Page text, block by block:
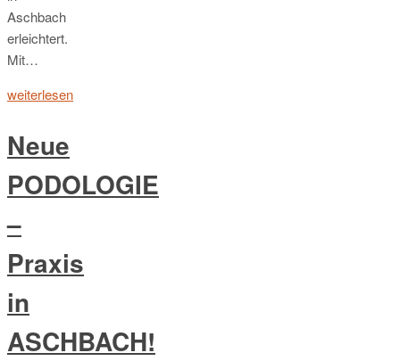
Aschbach
erleichtert.
Mit…
weiterlesen
Neue
PODOLOGIE
–
Praxis
in
ASCHBACH!